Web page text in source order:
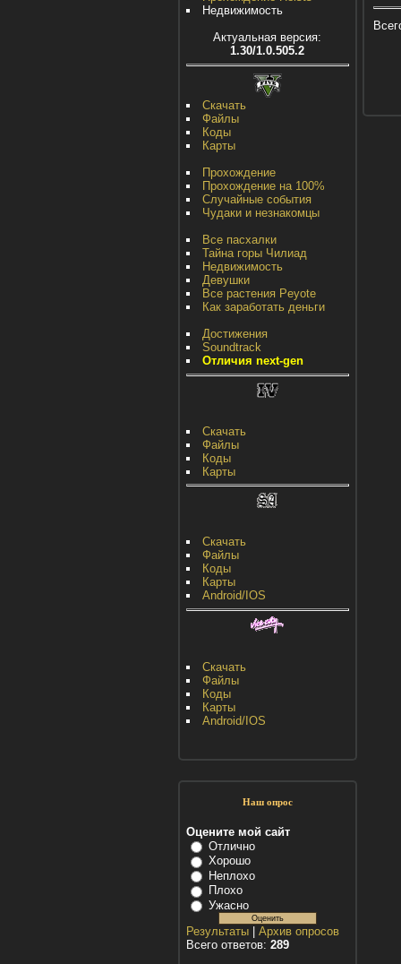
Недвижимость
Актуальная версия:
1.30/1.0.505.2
Скачать
Файлы
Коды
Карты
Прохождение
Прохождение на 100%
Случайные события
Чудаки и незнакомцы
Все пасхалки
Тайна горы Чилиад
Недвижимость
Девушки
Все растения Peyote
Как заработать деньги
Достижения
Soundtrack
Отличия next-gen
Скачать
Файлы
Коды
Карты
Скачать
Файлы
Коды
Карты
Android/IOS
Скачать
Файлы
Коды
Карты
Android/IOS
Наш опрос
Оцените мой сайт
Отлично
Хорошо
Неплохо
Плохо
Ужасно
Результаты| Архив опросов
Всего ответов: 289